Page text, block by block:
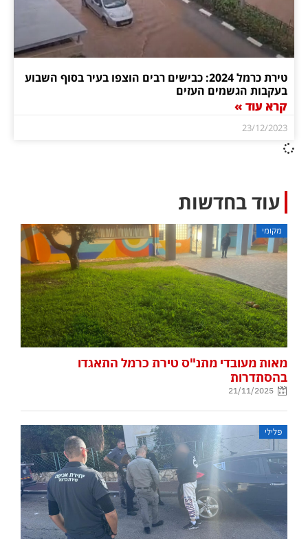
טירת כרמל 2024: כבישים רבים הוצפו בעיר בסוף השבוע
בעקבות הגשמים העזים
קרא עוד »
23/12/2023
עוד בחדשות
מקומי
מאות מעובדי מתנ"ס טירת כרמל התאגדו
בהסתדרות
21/11/2025
פלילי